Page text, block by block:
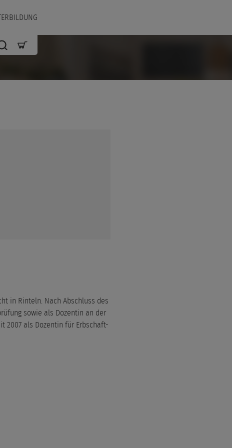
in Rinteln. Nach Abschluss des
sowie als Dozentin an der
2007 als Dozentin für Erbschaft-